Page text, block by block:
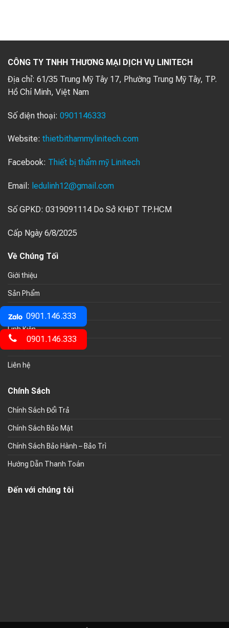
CÔNG TY TNHH THƯƠNG MẠI DỊCH VỤ LINITECH
Địa chỉ: 61/35 Trung Mỹ Tây 17, Phường Trung Mỹ Tây, TP.
Hồ Chí Minh, Việt Nam
Số điện thoại: 0901146333
Website: thietbithammylinitech.com
Facebook: Thiết bị thẩm mỹ Linitech
Email: ledulinh12@gmail.com
Số GPKD: 0319091114 Do Sở KHĐT TP.HCM
Cấp Ngày 6/8/2025
Về Chúng Tối
Giới thiệu
Sản Phẩm
Sửa Chữa
Linh Kiện
Liên hệ
Chính Sách
Chính Sách Đổi Trả
Chính Sách Bảo Mật
Chính Sách Bảo Hành – Bảo Trì
Hướng Dẫn Thanh Toán
Đến với chúng tôi
0901.146.333
0901.146.333